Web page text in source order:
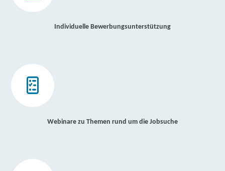
Individuelle Bewerbungsunterstützung
Webinare zu Themen rund um die Jobsuche